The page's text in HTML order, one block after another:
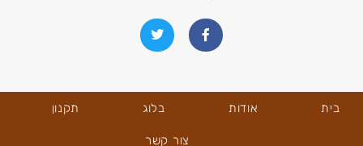
בית אודות בלוג תקנון
צור קשר